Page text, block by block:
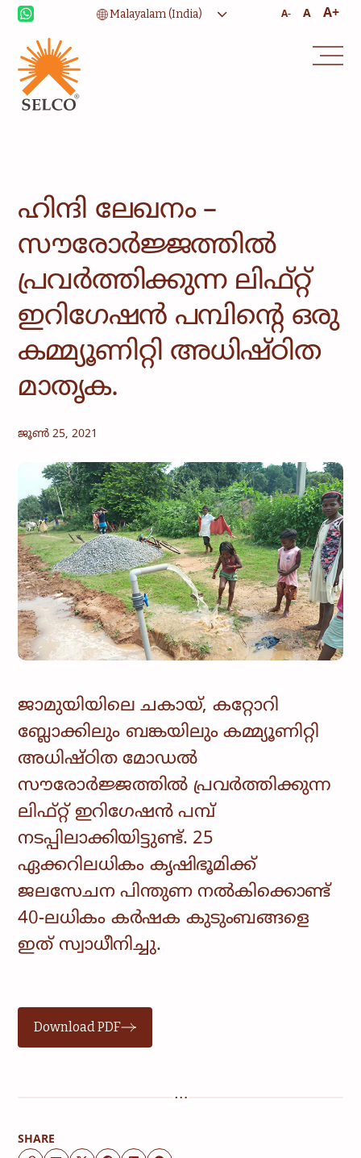
A- A A+
ജീവിതോപായ
സമൂഹം
സേവനവും മാനേജ്മെൻ്റും
ഹിന്ദി ലേഖനം –
സൗരോർജ്ജത്തിൽ
പ്രവർത്തിക്കുന്ന ലിഫ്റ്റ്
ഇറിഗേഷൻ പമ്പിന്റെ ഒരു
കമ്മ്യൂണിറ്റി അധിഷ്ഠിത
മാതൃക.
ജൂൺ 25, 2021
ജാമുയിയിലെ ചകായ്, കറ്റോറി
ബ്ലോക്കിലും ബങ്കയിലും കമ്മ്യൂണിറ്റി
അധിഷ്ഠിത മോഡൽ
സൗരോർജ്ജത്തിൽ പ്രവർത്തിക്കുന്ന
ലിഫ്റ്റ് ഇറിഗേഷൻ പമ്പ്
നടപ്പിലാക്കിയിട്ടുണ്ട്. 25
ഏക്കറിലധികം കൃഷിഭൂമിക്ക്
ജലസേചന പിന്തുണ നൽകിക്കൊണ്ട്
40-ലധികം കർഷക കുടുംബങ്ങളെ
ഇത് സ്വാധീനിച്ചു.
Download PDF
SHARE